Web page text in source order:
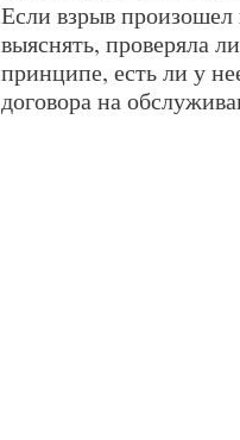
Если взрыв произошел
выяснять, проверяла
принципе, есть ли у
договора на